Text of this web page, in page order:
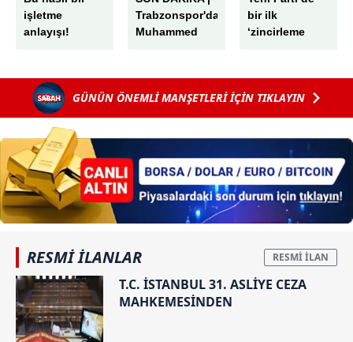
işletme
anlayışı!
Trabzonspor'dan
Muhammed
kazanmak için
buradayım'
bir ilk
‘zincirleme
GÜNÜN ÖNEMLİ MANŞETLERİ İÇİN TIKLAYIN
RESMİ İLANLAR
T.C. İSTANBUL 31. ASLİYE CEZA
MAHKEMESİNDEN